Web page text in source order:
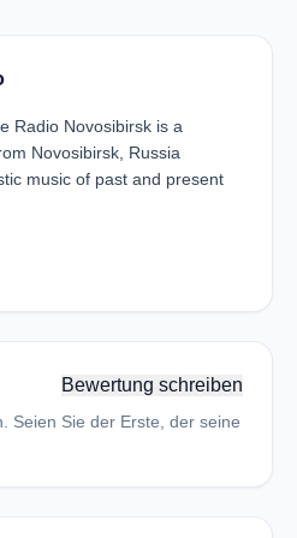
Radio Novosibirsk is a
Novosibirsk, Russia
music of past and present
Bewertung schreiben
Seien Sie der Erste, der seine